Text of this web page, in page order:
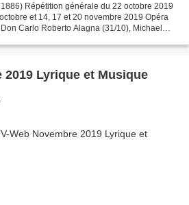
Répétition générale du 22 octobre 2019
et 14, 17 et 20 novembre 2019 Opéra
Carlo Roberto Alagna (31/10), Michael
2019 Lyrique et Musique